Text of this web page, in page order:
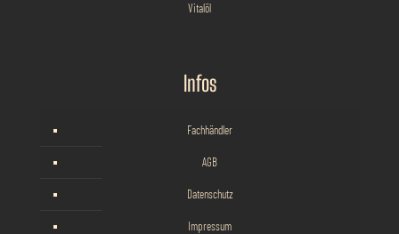
Vitalöl
Infos
Fachhändler
AGB
Datenschutz
Impressum